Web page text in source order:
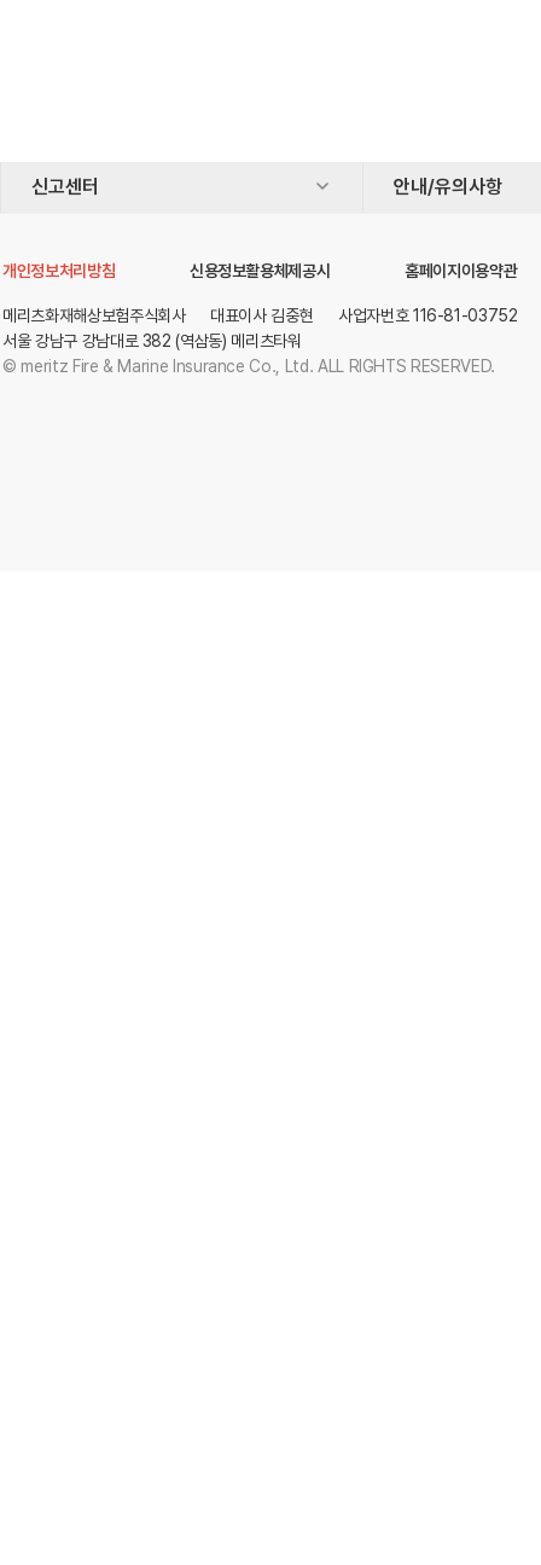
신고센터 안내/유의사항
개인정보처리방침 신용정보활용체제공시 홈페이지이용약관
메리츠화재해상보험주식회사 대표이사 김중현
사업자번호 116-81-03752
서울 강남구 강남대로 382 (역삼동) 메리츠타워
© meritz Fire & Marine Insurance Co., Ltd. ALL RIGHTS RESERVED.